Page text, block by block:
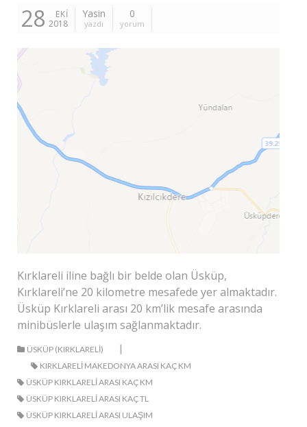
28
EKI
2018
Yasin
yazdı
0
yorum
Kırklareli iline bağlı bir belde olan Üsküp,
Kırklareli’ne 20 kilometre mesafede yer almaktadır.
Üsküp Kırklareli arası 20 km’lik mesafe arasında
minibüslerle ulaşım sağlanmaktadır.
ÜSKÜP (KIRKLARELI) |
KIRKLARELI MAKEDONYA ARASI KAÇ KM
ÜSKÜP KIRKLARELI ARASI KAÇ KM
ÜSKÜP KIRKLARELI ARASI KAÇ TL
ÜSKÜP KIRKLARELI ARASI ULAŞIM